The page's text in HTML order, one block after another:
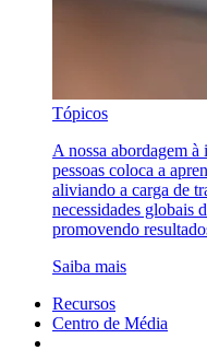
Tópicos
A nossa abordagem
pessoas coloca a
aliviando a carga de
necessidades globais
promovendo
Saiba mais
Recursos
Centro de Média